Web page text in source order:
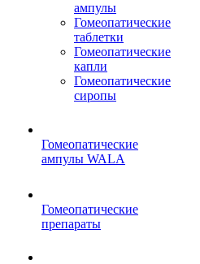
ампулы
Гомеопатические
таблетки
Гомеопатические
капли
Гомеопатические
сиропы
Гомеопатические
ампулы WALA
Гомеопатические
препараты